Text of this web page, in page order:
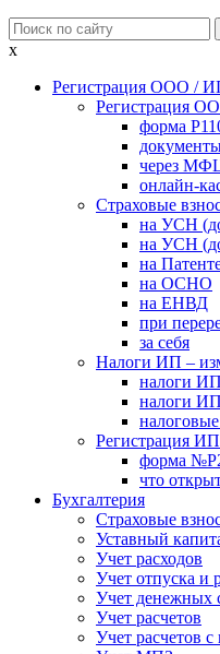
x
Регистрация ООО /
Регистрация
форма
через
онлайн-
Страховые
на УСН
на УСН
на
на ОСНО
на ЕНВД
при
за себя
Налоги ИП –
налоги
налоги ИП
Регистрация
форма
что
Бухгалтерия
Страховые
Уставный
Учет расходов
Учет отпуска и
Учет денежных
Учет расчетов
Учет расчетов